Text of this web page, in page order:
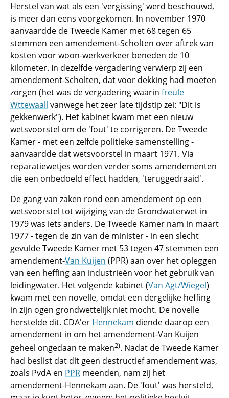
Herstel van wat als een 'vergissing' werd beschouwd,
is meer dan eens voorgekomen. In november 1970
aanvaardde de Tweede Kamer met 68 tegen 65
stemmen een amendement-Scholten over aftrek van
kosten voor woon-werkverkeer beneden de 10
kilometer. In dezelfde vergadering verwierp zij een
amendement-Scholten, dat voor dekking had moeten
zorgen (het was de vergadering waarin freule
Wttewaall vanwege het zeer late tijdstip zei: "Dit is
gekkenwerk"). Het kabinet kwam met een nieuw
wetsvoorstel om de 'fout' te corrigeren. De Tweede
Kamer - met een zelfde politieke samenstelling -
aanvaardde dat wetsvoorstel in maart 1971. Via
reparatiewetjes worden verder soms amendementen
die een onbedoeld effect hadden, 'teruggedraaid'.
De gang van zaken rond een amendement op een
wetsvoorstel tot wijziging van de Grondwaterwet in
1979 was iets anders. De Tweede Kamer nam in maart
1977 - tegen de zin van de minister - in een slecht
gevulde Tweede Kamer met 53 tegen 47 stemmen een
amendement-Van Kuijen (PPR) aan over het opleggen
van een heffing aan industrieën voor het gebruik van
leidingwater. Het volgende kabinet (Van Agt/Wiegel)
kwam met een novelle, omdat een dergelijke heffing
in zijn ogen grondwettelijk niet mocht. De novelle
herstelde dit. CDA'er Hennekam diende daarop een
amendement in om het amendement-Van Kuijen
geheel ongedaan te maken2). Nadat de Tweede Kamer
had beslist dat dit geen destructief amendement was,
zoals PvdA en PPR meenden, nam zij het
amendement-Hennekam aan. De 'fout' was hersteld,